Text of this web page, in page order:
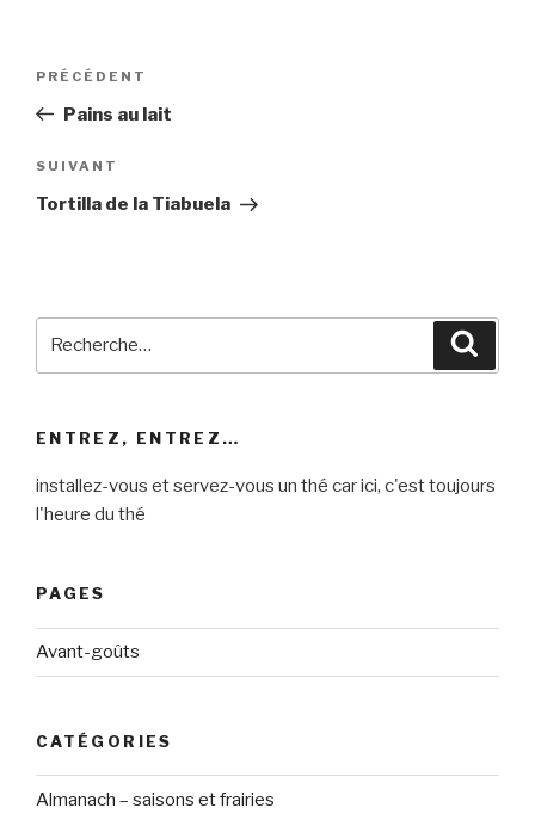
Navigation
l’article
Article
précédent
PRÉCÉDENT
Pains au lait
Article
suivant
SUIVANT
Tortilla de la Tiabuela
ENTREZ, ENTREZ…
installez-vous et servez-vous un thé car ici, c'est toujours
l'heure du thé
PAGES
Avant-goûts
CATÉGORIES
Almanach – saisons et frairies